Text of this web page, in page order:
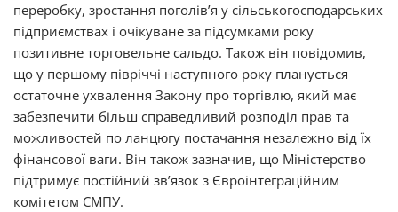
переробку, зростання поголів’я у сільськогосподарських
підприємствах і очікуване за підсумками року
позитивне торговельне сальдо. Також він повідомив,
що у першому півріччі наступного року планується
остаточне ухвалення Закону про торгівлю, який має
забезпечити більш справедливий розподіл прав та
можливостей по ланцюгу постачання незалежно від їх
фінансової ваги. Він також зазначив, що Міністерство
підтримує постійний зв’язок з Євроінтеграційним
комітетом СМПУ.